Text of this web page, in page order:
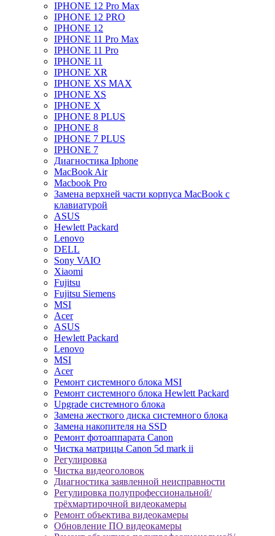
IPHONE 12 Pro Max
IPHONE 12 PRO
IPHONE 12
IPHONE 11 Pro Max
IPHONE 11 Pro
IPHONE 11
IPHONE XR
IPHONE XS MAX
IPHONE XS
IPHONE X
IPHONE 8 PLUS
IPHONE 8
IPHONE 7 PLUS
IPHONE 7
Диагностика Iphone
MacBook Air
Macbook Pro
Замена верхней части корпуса MacBook с
клавиатурой
ASUS
Hewlett Packard
Lenovo
DELL
Sony VAIO
Xiaomi
Fujitsu
Fujitsu Siemens
MSI
Acer
ASUS
Hewlett Packard
Lenovo
MSI
Acer
Ремонт системного блока MSI
Ремонт системного блока Hewlett Packard
Upgrade системного блока
Замена жесткого диска системного блока
Замена накопителя на SSD
Ремонт фотоаппарата Canon
Чистка матрицы Canon 5d mark ii
Регулировка
Чистка видеоголовок
Диагностика заявленной неисправности
Регулировка полупрофессиональной/
трёхмартирочной видеокамеры
Ремонт объектива видеокамеры
Обновление ПО видеокамеры